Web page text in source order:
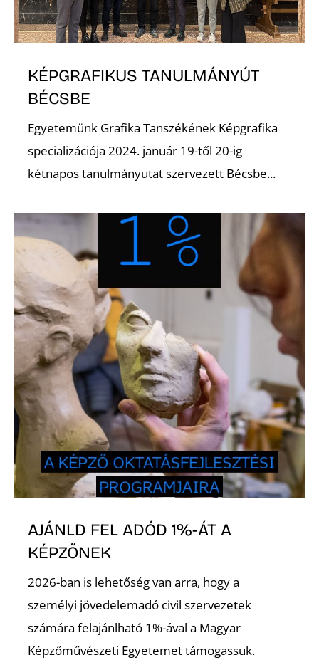
KÉPGRAFIKUS TANULMÁNYÚT
BÉCSBE
Egyetemünk Grafika Tanszékének Képgrafika
specializációja 2024. január 19-től 20-ig
kétnapos tanulmányutat szervezett Bécsbe...
AJÁNLD FEL ADÓD 1%-ÁT A
KÉPZŐNEK
2026-ban is lehetőség van arra, hogy a
személyi jövedelemadó civil szervezetek
számára felajánlható 1%-ával a Magyar
Képzőművészeti Egyetemet támogassuk.